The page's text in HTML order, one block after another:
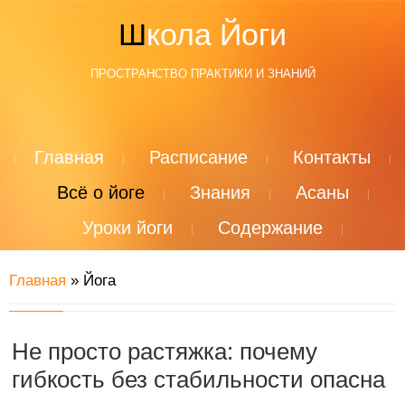
Школа Йоги
ПРОСТРАНСТВО ПРАКТИКИ И ЗНАНИЙ
Главная Расписание
Контакты
Всё о йоге
Знания
Асаны
Уроки йоги
Содержание
Главная » Йога
Не просто растяжка: почему
гибкость без стабильности опасна